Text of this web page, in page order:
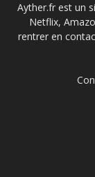
Ayther.fr est un
Netflix,
rentrer en